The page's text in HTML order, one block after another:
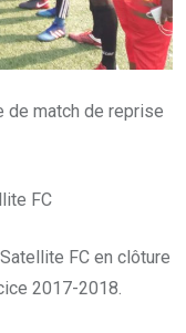
de match de reprise
FC
FC en clôture
2017-2018.